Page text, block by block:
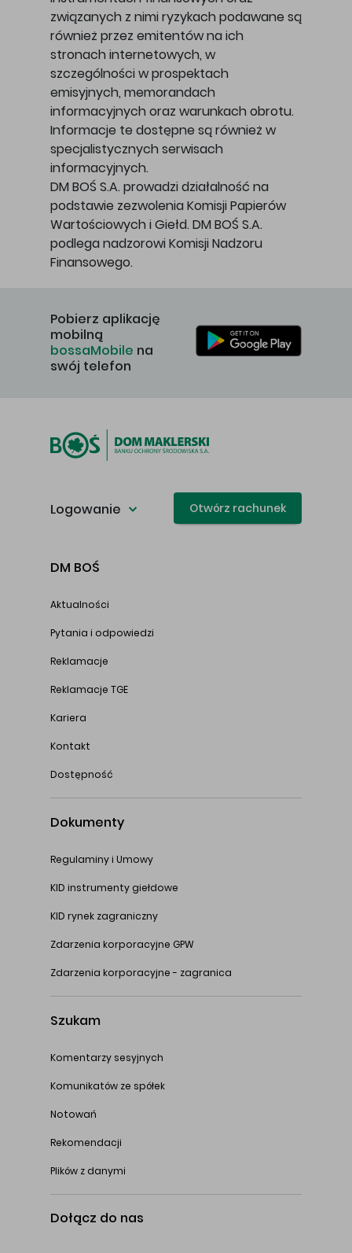
związanych z nimi ryzykach podawane są
również przez emitentów na ich
stronach internetowych, w
szczególności w prospektach
emisyjnych, memorandach
informacyjnych oraz warunkach obrotu.
Informacje te dostępne są również w
specjalistycznych serwisach
informacyjnych.
DM BOŚ S.A. prowadzi działalność na
podstawie zezwolenia Komisji Papierów
Wartościowych i Giełd. DM BOŚ S.A.
podlega nadzorowi Komisji Nadzoru
Finansowego.
Pobierz aplikację
mobilną
bossaMobile na
swój telefon
Logowanie Otwórz rachunek
DM BOŚ
Aktualności
Pytania i odpowiedzi
Reklamacje
Reklamacje TGE
Kariera
Kontakt
Dostępność
Dokumenty
Regulaminy i Umowy
KID instrumenty giełdowe
KID rynek zagraniczny
Zdarzenia korporacyjne GPW
Zdarzenia korporacyjne - zagranica
Szukam
Komentarzy sesyjnych
Komunikatów ze spółek
Notowań
Rekomendacji
Plików z danymi
Dołącz do nas